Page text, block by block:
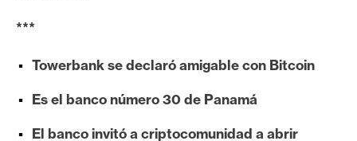
h
r
***
Towerbank se declaró amigable con Bitcoin
Es el banco número 30 de Panamá
El banco invitó a criptocomunidad a abrir